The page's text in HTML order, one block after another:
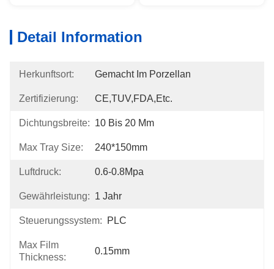
Detail Information
Herkunftsort: Gemacht Im Porzellan
Zertifizierung: CE,TUV,FDA,etc.
Dichtungsbreite: 10 Bis 20 Mm
Max Tray Size: 240*150mm
Luftdruck: 0.6-0.8Mpa
Gewährleistung: 1 Jahr
Steuerungssystem: PLC
Max Film
Thickness:
0.15mm